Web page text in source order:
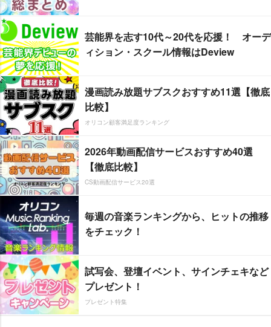
芸能界を志す10代～20代を応援！ オーデ
ィション・スクール情報はDeview
漫画読み放題サブスクおすすめ11選【徹底
比較】
オリコン顧客満足度ランキング
2026年動画配信サービスおすすめ40選
【徹底比較】
CS動画配信サービス20選
毎週の音楽ランキングから、ヒットの推移
をチェック！
試写会、登壇イベント、サインチェキなど
プレゼント！
プレゼント特集